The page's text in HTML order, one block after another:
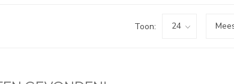
Toon: